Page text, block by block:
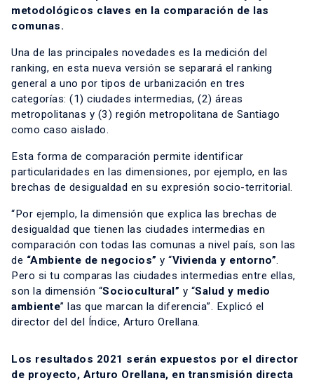
metodológicos claves en la comparación de las
comunas.
Una de las principales novedades es la medición del
ranking, en esta nueva versión se separará el ranking
general a uno por tipos de urbanización en tres
categorías: (1) ciudades intermedias, (2) áreas
metropolitanas y (3) región metropolitana de Santiago
como caso aislado.
Esta forma de comparación permite identificar
particularidades en las dimensiones, por ejemplo, en las
brechas de desigualdad en su expresión socio-territorial.
“Por ejemplo, la dimensión que explica las brechas de
desigualdad que tienen las ciudades intermedias en
comparación con todas las comunas a nivel país, son las
de “Ambiente de negocios” y “Vivienda y entorno”.
Pero si tu comparas las ciudades intermedias entre ellas,
son la dimensión “Sociocultural” y “Salud y medio
ambiente” las que marcan la diferencia”. Explicó el
director del del Índice, Arturo Orellana.
Los resultados 2021 serán expuestos por el director
de proyecto, Arturo Orellana, en transmisión directa